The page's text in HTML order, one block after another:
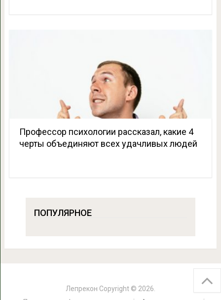
Профессор психологии рассказал, какие 4
черты объединяют всех удачливых людей
ПОПУЛЯРНОЕ
Лепрекон Copyright © 2026.